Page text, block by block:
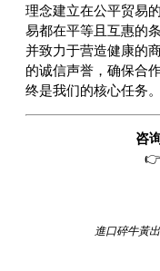
理念建立在公平贸易
易都在平等且互惠的
并致力于营造健康的
的诚信声誉，确保合
终是我们的核心任务。
咨
👉
進口碎牛黃